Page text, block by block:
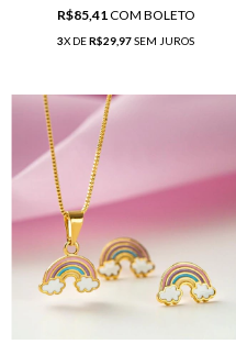
R$85,41COM BOLETO
3X DER$29,97SEM JUROS